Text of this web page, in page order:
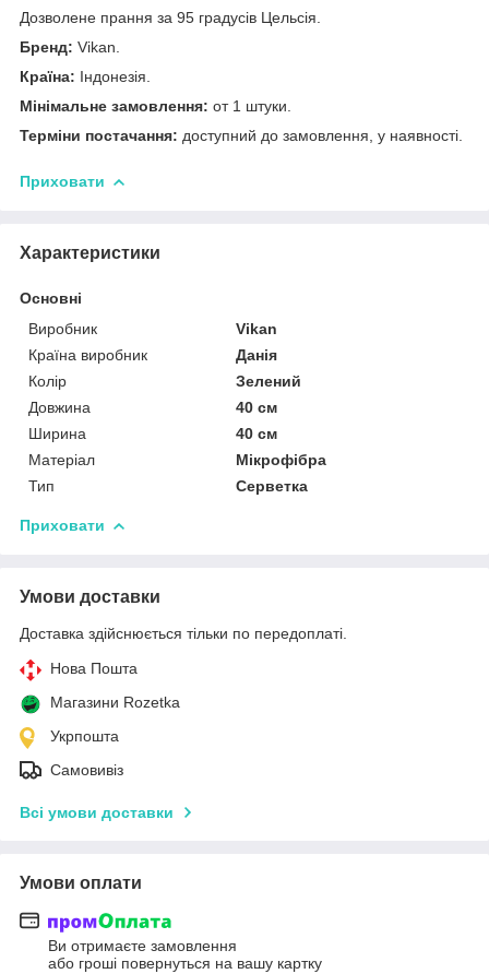
Дозволене прання за 95 градусів Цельсія.
Бренд: Vikan.
Країна: Індонезія.
Мінімальне замовлення: от 1 штуки.
Терміни постачання: доступний до замовлення, у наявності.
Приховати
Характеристики
Основні
Виробник
Vikan
Країна виробник
Данія
Колір
Зелений
Довжина
40 см
Ширина
40 см
Матеріал
Мікрофібра
Тип
Серветка
Приховати
Умови доставки
Доставка здійснюється тільки по передоплаті.
Нова Пошта
Магазини Rozetka
Укрпошта
Самовивіз
Всі умови доставки
Умови оплати
Ви отримаєте замовлення
або гроші повернуться на вашу картку